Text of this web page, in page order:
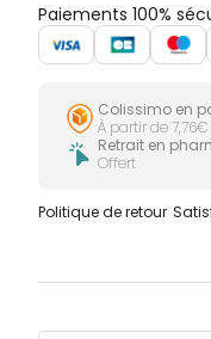
Paiements 100%
Colissimo en
À partir de 7,76€
Retrait en
Offert
Politique de retour